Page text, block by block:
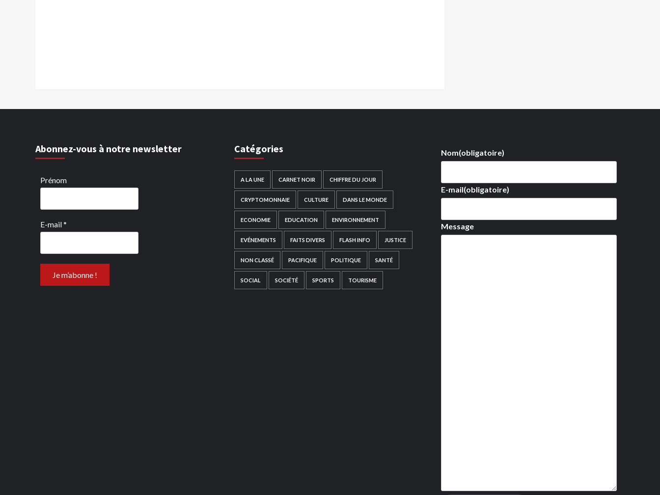
Abonnez-vous à notre newsletter
Prénom
E-mail*
Catégories
A LA UNE CARNET NOIR CHIFFRE DU JOUR
CRYPTOMONNAIE CULTURE DANS LE MONDE
ECONOMIE EDUCATION ENVIRONNEMENT
EVÉNEMENTS FAITS DIVERS FLASH INFO JUSTICE
NON CLASSÉ PACIFIQUE POLITIQUE SANTÉ
SOCIAL SOCIÉTÉ SPORTS TOURISME
Nom(obligatoire)
E-mail(obligatoire)
Message